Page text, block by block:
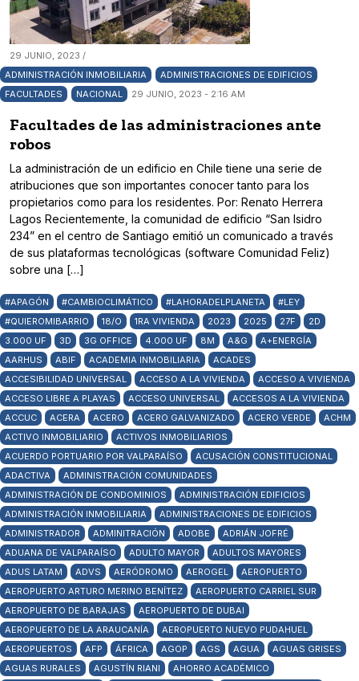
29 JUNIO, 2023 /
ADMINISTRACIÓN INMOBILIARIA
ADMINISTRACIONES DE EDIFICIOS
FACULTADES
NACIONAL 29 JUNIO, 2023 - 2:16 AM
Facultades de las administraciones ante
robos
La administración de un edificio en Chile tiene una serie de
atribuciones que son importantes conocer tanto para los
propietarios como para los residentes. Por: Renato Herrera
Lagos Recientemente, la comunidad de edificio “San Isidro
234” en el centro de Santiago emitió un comunicado a través
de sus plataformas tecnológicas (software Comunidad Feliz)
sobre una […]
#APAGÓN #CAMBIOCLIMÁTICO #LAHORADELPLANETA
#LEY
#QUIEROMIBARRIO
18/O 1RA VIVIENDA 2023 2025 27F
2D
3.000 UF
3D 3G OFFICE 4.000 UF 8M A&G
A+ENERGÍA
AARHUS
ABIF ACADEMIA INMOBILIARIA
ACADES
ACCESIBILIDAD UNIVERSAL
ACCESO A LA VIVIENDA
ACCESO A VIVIENDA
ACCESO LIBRE A PLAYAS
ACCESO UNIVERSAL
ACCESOS A LA VIVIENDA
ACCUC
ACERA ACERO ACERO GALVANIZADO ACERO VERDE
ACHM
ACTIVO INMOBILIARIO
ACTIVOS INMOBILIARIOS
ACUERDO PORTUARIO POR VALPARAÍSO
ACUSACIÓN CONSTITUCIONAL
ADACTIVA
ADMINISTRACIÓN COMUNIDADES
ADMINISTRACIÓN DE CONDOMINIOS
ADMINISTRACIÓN EDIFICIOS
ADMINISTRACIÓN INMOBILIARIA
ADMINISTRACIONES DE EDIFICIOS
ADMINISTRADOR
ADMINITRACIÓN ADOBE
ADRIÁN JOFRÉ
ADUANA DE VALPARAÍSO
ADULTO MAYOR
ADULTOS MAYORES
ADUS LATAM
ADVS AERÓDROMO AEROGEL
AEROPUERTO
AEROPUERTO ARTURO MERINO BENÍTEZ
AEROPUERTO CARRIEL SUR
AEROPUERTO DE BARAJAS
AEROPUERTO DE DUBAI
AEROPUERTO DE LA ARAUCANÍA
AEROPUERTO NUEVO PUDAHUEL
AEROPUERTOS
AFP ÁFRICA AGOP AGS AGUA
AGUAS GRISES
AGUAS RURALES
AGUSTÍN RIANI
AHORRO ACADÉMICO